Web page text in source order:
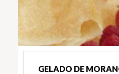
GELADO DE